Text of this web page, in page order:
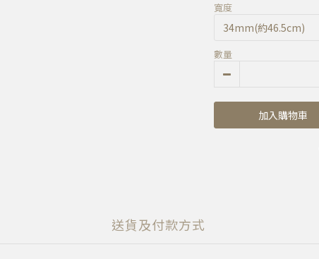
寬度
數量
加入購物車
送貨及付款方式